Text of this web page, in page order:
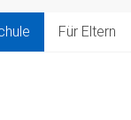
Für Eltern